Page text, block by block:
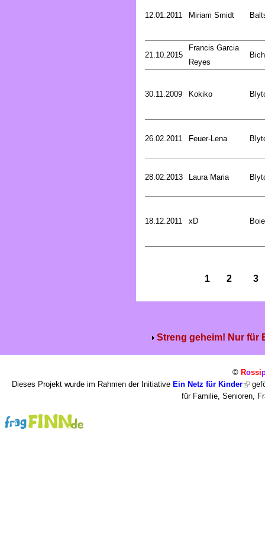
12.01.2011 Miriam Smidt
21.10.2015
Francis Garcia
Reyes
30.11.2009 Kokiko
26.02.2011 Feuer-Lena
28.02.2013 Laura Maria
18.12.2011 xD
1 2 3
Streng geheim! Nur für
© Rossi
Dieses Projekt wurde im Rahmen der Initiative Ein Netz für Kinder
für Familie, Senioren,